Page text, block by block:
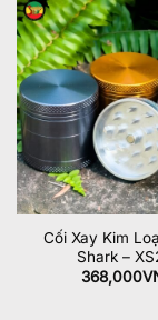
Cối Xay Kim
Shark –
368,000